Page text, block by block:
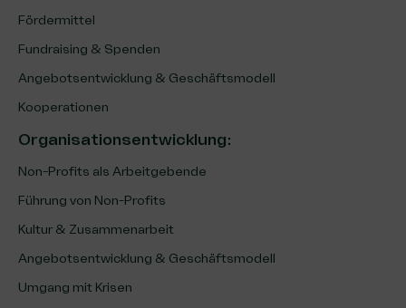
Fördermittel
Fundraising & Spenden
Angebotsentwicklung & Geschäftsmodell
Kooperationen
Organisationsentwicklung:
Non-Profits als Arbeitgebende
Führung von Non-Profits
Kultur & Zusammenarbeit
Angebotsentwicklung & Geschäftsmodell
Umgang mit Krisen